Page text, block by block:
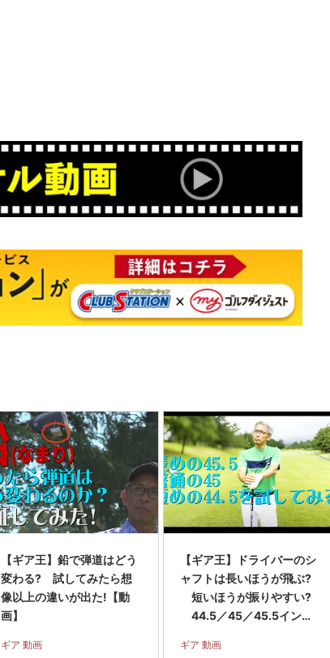
【ギア王】鉛で弾道はどう
変わる? 試してみたら想
像以上の違いが出た!【動
画】
ギア 動画
【ギア王】ドライバーのシ
ャフトは長いほうが飛ぶ?
短いほうが振りやすい?
44.5／45／45.5インチ
ら…【動画】
ギア 動画